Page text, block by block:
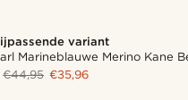
variant
Marineblauwe Merino Kane
€44,95 €35,96